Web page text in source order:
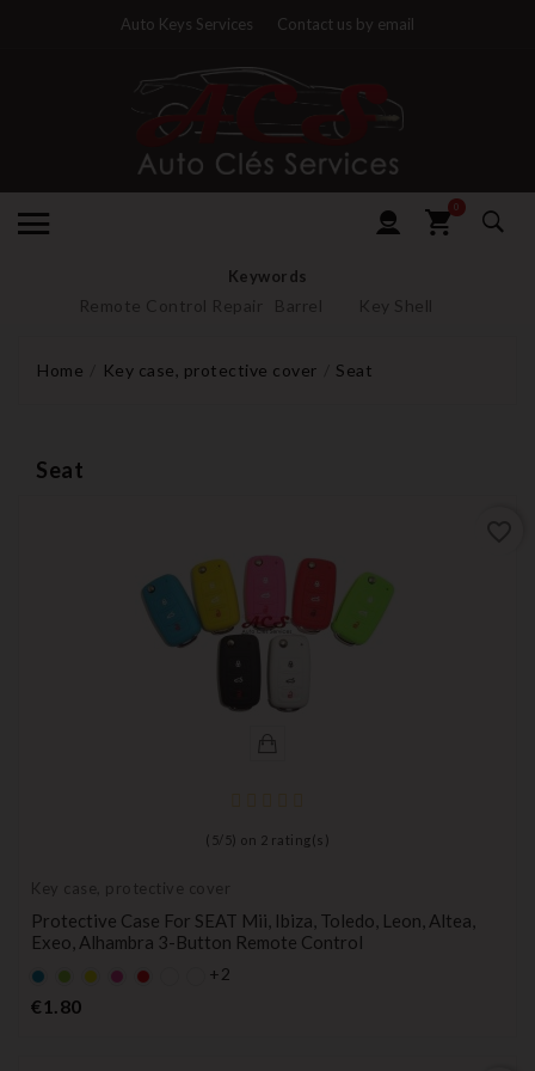
Auto Keys Services Contact us by email
0
Keywords
Remote Control Repair Barrel Key Shell
Home Key case, protective cover Seat
Seat
( 5/ 5) on 2 rating(s)
Key case, protective cover
Protective Case For SEAT Mii, Ibiza, Toledo, Leon, Altea,
Exeo, Alhambra 3-Button Remote Control
Default
empty
name
Default
empty
name
YELLOW
DefaultDefault
+2
€1.80Price